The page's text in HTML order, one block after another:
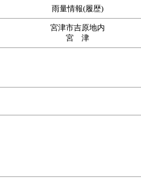
雨量情報(履歴)
宮津市吉原地内
宮 津